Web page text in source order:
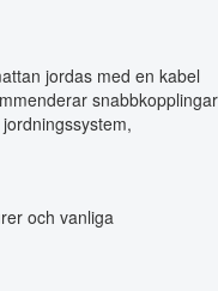
jordas med en kabel
snabbkopplingar
och vanliga